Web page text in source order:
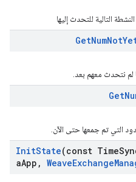
التالية للتحدث إليها
GetNumNot
لم نتحدث معهم بعد.
Get
التي تم جمعها حتى الآن.
InitState(const Time
aApp WeaveExchange